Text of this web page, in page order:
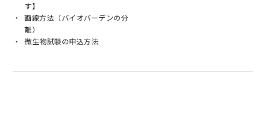
す】
画線方法（バイオバーデンの分
離）
微生物試験の申込方法